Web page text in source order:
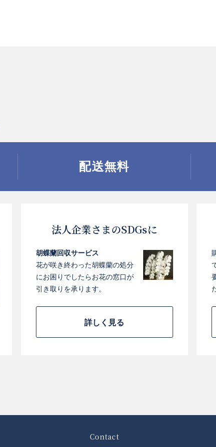
配送無料
法人企業さまのSDGsに
胡蝶蘭回収サービス
花が咲き終わった胡蝶蘭の処分
にお困りでしたらお花の窓口が
引き取りを承ります。
詳しく見る
Contact